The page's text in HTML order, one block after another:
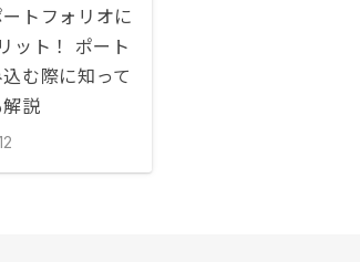
トフォリオに
ット！ ポート
む際に知って
説